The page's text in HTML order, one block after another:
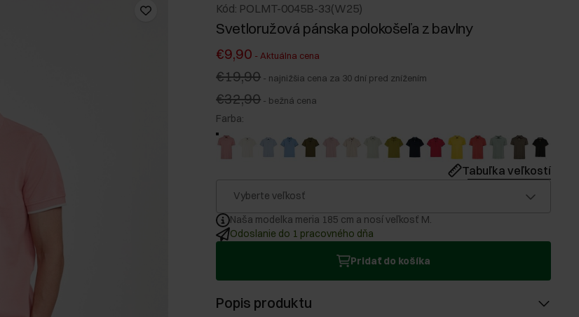
Kód: POLMT-0045B-33(W25)
Svetloružová pánska polokošeľa z bavlny
€9,90 - Aktuálna cena
€19,90 - najnižšia cena za 30 dní pred znížením
€32,90 - bežná cena
Farba:
Tabuľka veľkostí
Vyberte veľkosť
Naša modelka meria 185 cm a nosí veľkosť M.
Odoslanie do 1 pracovného dňa
Pridať do košíka
Popis produktu